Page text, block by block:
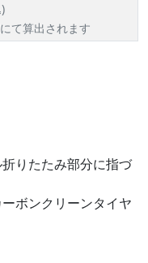
て算出されます
りたたみ部分に指づ
ボンクリーンタイヤ